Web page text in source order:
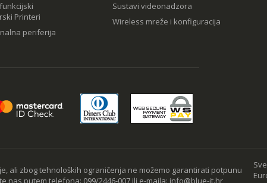
Printeri
periferija
Sustavi videonadzora
Wireless mreže i konfiguracija
ali zbog tehnoloških ograničenja ne možemo garantirati potpunu
putem telefona: 099/2446-007 ili e-maila: info@blue-it.hr